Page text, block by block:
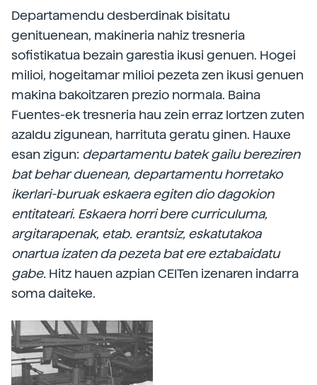
Departamendu desberdinak bisitatu
genituenean, makineria nahiz tresneria
sofistikatua bezain garestia ikusi genuen. Hogei
milioi, hogeitamar milioi pezeta zen ikusi genuen
makina bakoitzaren prezio normala. Baina
Fuentes-ek tresneria hau zein erraz lortzen zuten
azaldu zigunean, harrituta geratu ginen. Hauxe
esan zigun: departamentu batek gailu bereziren
bat behar duenean, departamentu horretako
ikerlari-buruak eskaera egiten dio dagokion
entitateari. Eskaera horri bere curriculuma,
argitarapenak, etab. erantsiz, eskatutakoa
onartua izaten da pezeta bat ere eztabaidatu
gabe. Hitz hauen azpian CEITen izenaren indarra
soma daiteke.